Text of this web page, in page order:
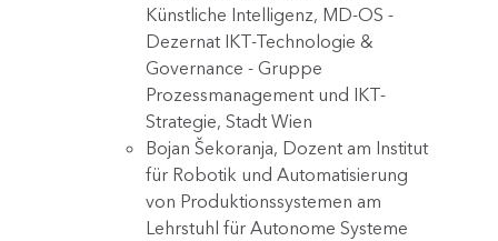
Künstliche Intelligenz, MD-OS -
Dezernat IKT-Technologie &
Governance - Gruppe
Prozessmanagement und IKT-
Strategie, Stadt Wien
Bojan Šekoranja, Dozent am Institut
für Robotik und Automatisierung
von Produktionssystemen am
Lehrstuhl für Autonome Systeme